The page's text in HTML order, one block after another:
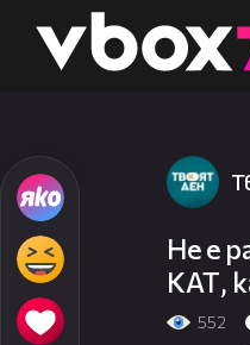
👾
Не е
КАТ,
552